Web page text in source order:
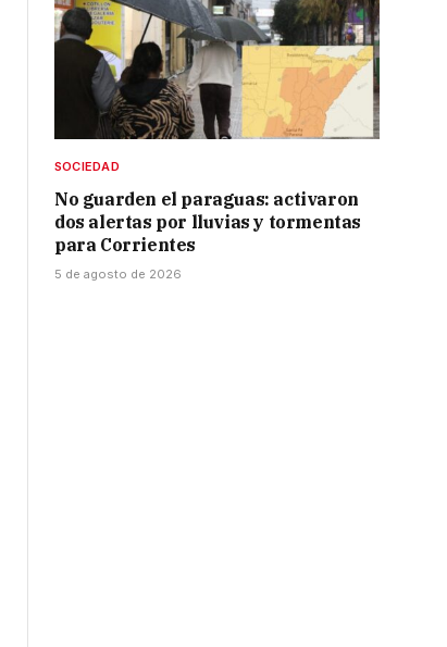
SOCIEDAD
No guarden el paraguas: activaron
dos alertas por lluvias y tormentas
para Corrientes
5 de agosto de 2026